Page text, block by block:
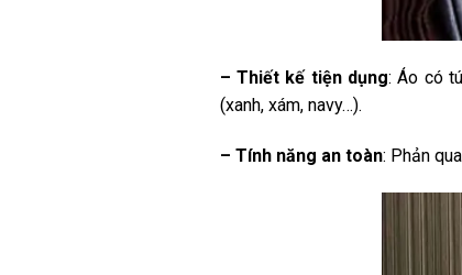
– Thiết kế tiện dụng: Áo có
(xanh, xám, navy…).
– Tính năng an toàn: Phản